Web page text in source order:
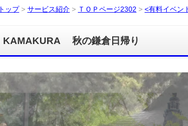
トップ > サービス紹介 > ＴＯＰページ2302 > <有料イベン
KAMAKURA 秋の鎌倉日帰り